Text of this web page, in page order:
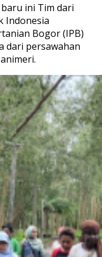
ini Tim dari
Indonesia
Bogor (IPB)
dari persawahan